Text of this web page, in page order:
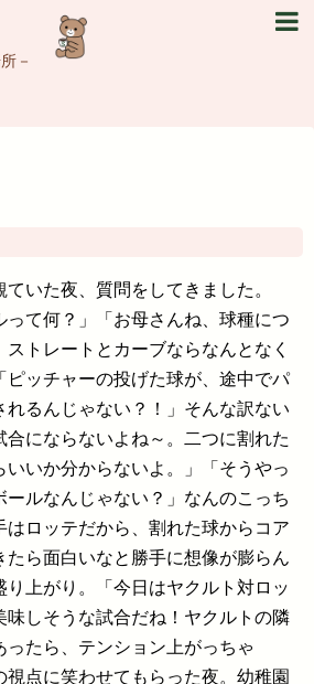
－
いた夜、質問をしてきました。
って何？」「お母さんね、球種につ
トレートとカーブならなんとなく
ピッチャーの投げた球が、途中でパ
れるんじゃない？！」そんな訳ない
にならないよね～。二つに割れた
いいか分からないよ。」「そうやっ
ルなんじゃない？」なんのこっち
はロッテだから、割れた球からコア
たら面白いなと勝手に想像が膨らん
り上がり。「今日はヤクルト対ロッ
味しそうな試合だね！ヤクルトの隣
ったら、テンション上がっちゃ
視点に笑わせてもらった夜。幼稚園